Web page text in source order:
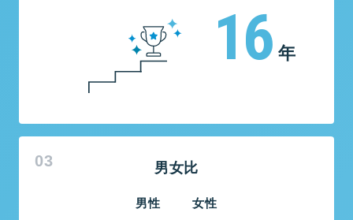
16 年
男女比
男性 女性